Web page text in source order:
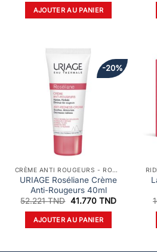
AJOUTER AU PANIER
-20%
CRÈME ANTI ROUGEURS - ROSACÉE ET COUPEROSE
URIAGE Roséliane Crème
Anti-Rougeurs 40ml
52.221TND Le
initial
était :
52.221 TND.
41.770 TNDLe
41.770
AJOUTER AU PANIER